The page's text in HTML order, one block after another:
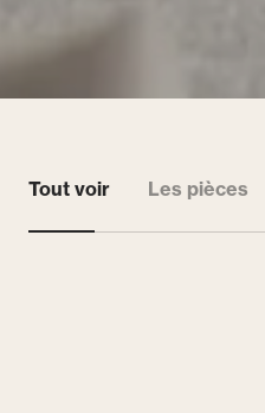
Tout voir Les pièces